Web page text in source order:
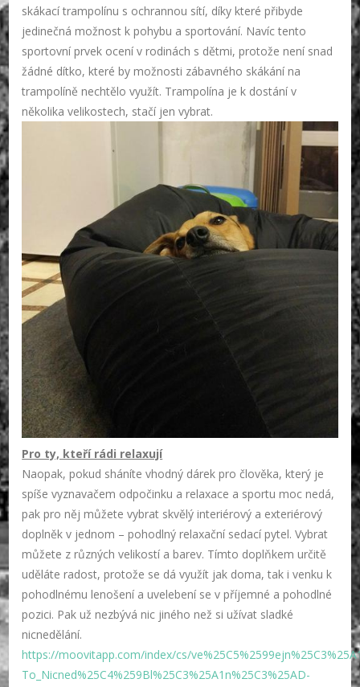
skákací trampolínu s ochrannou sítí, díky které přibyde
jedinečná možnost k pohybu a sportování. Navíc tento
sportovní prvek ocení v rodinách s dětmi, protože není snad
žádné dítko, které by možnosti zábavného skákání na
trampolíně nechtělo využít. Trampolína je k dostání v
několika velikostech, stačí jen vybrat.
Pro ty, kteří rádi relaxují
Naopak, pokud sháníte vhodný dárek pro člověka, který je
spíše vyznavačem odpočinku a relaxace a sportu moc nedá,
pak pro něj můžete vybrat skvělý interiérový a exteriérový
doplněk v jednom – pohodlný relaxační sedací pytel. Vybrat
můžete z různých velikostí a barev. Tímto doplňkem určitě
uděláte radost, protože se dá využít jak doma, tak i venku k
pohodlnému lenošení a uvelebení se v příjemné a pohodlné
pozici. Pak už nezbývá nic jiného než si užívat sladké
nicnedělání.
https://moovitapp.com/index/cs/
To_Nicned%25C4%259Bl%25C3%25A1n%25C3%25AD-